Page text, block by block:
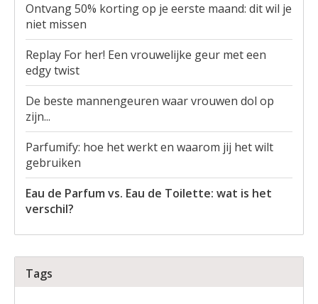
Ontvang 50% korting op je eerste maand: dit wil je
niet missen
Replay For her! Een vrouwelijke geur met een
edgy twist
De beste mannengeuren waar vrouwen dol op
zijn...
Parfumify: hoe het werkt en waarom jij het wilt
gebruiken
Eau de Parfum vs. Eau de Toilette: wat is het
verschil?
Tags